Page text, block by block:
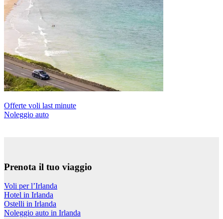
Offerte voli last minute
Noleggio auto
Prenota il tuo viaggio
Voli per l’Irlanda
Hotel in Irlanda
Ostelli in Irlanda
Noleggio auto in Irlanda